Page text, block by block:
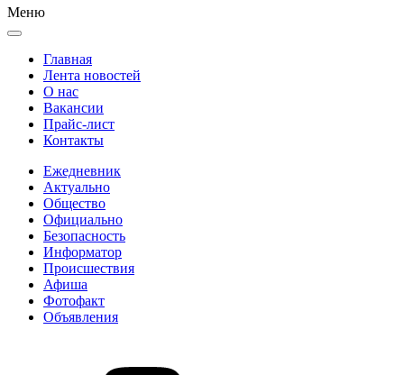
Меню
Главная
Лента новостей
О нас
Вакансии
Прайс-лист
Контакты
Ежедневник
Актуально
Общество
Официально
Безопасность
Информатор
Происшествия
Афиша
Фотофакт
Объявления